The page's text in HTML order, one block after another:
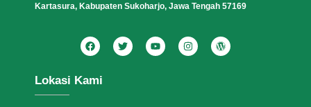
Kartasura, Kabupaten Sukoharjo, Jawa Tengah 57169
Lokasi Kami